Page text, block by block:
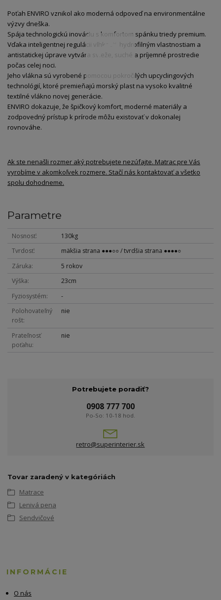
Poťah ENVIRO vznikol ako moderná odpoveď na environmentálne
výzvy dneška.
Spája technologickú inováciu s komfortom spánku triedy premium.
Vďaka inteligentnej regulácii vlhkosti, hydrofilným vlastnostiam a
antistatickej úprave vytvára svieže, suché a príjemné prostredie
počas celej noci.
Jeho vlákna sú vyrobené pomocou pokročilých upcyclingových
technológií, ktoré premieňajú morský plast na vysoko kvalitné
textilné vlákno novej generácie.
ENVIRO dokazuje, že špičkový komfort, moderné materiály a
zodpovedný prístup k prírode môžu existovať v dokonalej
rovnováhe.
Ak ste nenašli rozmer aký potrebujete nezúfajte. Matrac pre Vás
vyrobíme v akomkoľvek rozmere. Stačí nás kontaktovať a všetko
spolu dohodneme.
Parametre
Nosnosť
130kg
Tvrdosť
mäkšia strana ●●●○○ / tvrdšia strana ●●●●○
Záruka
5 rokov
Výška
23cm
Fyziosystém
-
Polohovateľný
rošt
nie
Prateľnosť
poťahu
nie
Potrebujete poradiť?
0908 777 700
Po-So: 10-18 hod.
retro@superinterier.sk
Tovar zaradený v kategóriách
Matrace
Lenivá pena
Sendvičové
INFORMÁCIE
O nás